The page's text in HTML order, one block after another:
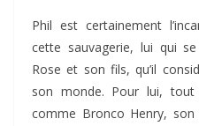
Phil est certainement
cette sauvagerie, lui qui
Rose et son fils, qu’il
son monde. Pour lui,
comme Bronco Henry,